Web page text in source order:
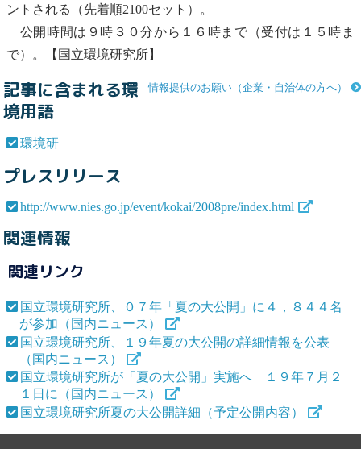
ントされる（先着順2100セット）。
公開時間は９時３０分から１６時まで（受付は１５時ま
で）。【国立環境研究所】
情報提供のお願い（企業・自治体の方へ）
記事に含まれる環
境用語
環境研
プレスリリース
http://www.nies.go.jp/event/kokai/2008pre/index.html
関連情報
関連リンク
国立環境研究所、０７年「夏の大公開」に４，８４４名
が参加（国内ニュース）
国立環境研究所、１９年夏の大公開の詳細情報を公表
（国内ニュース）
国立環境研究所が「夏の大公開」実施へ １９年７月２
１日に（国内ニュース）
国立環境研究所夏の大公開詳細（予定公開内容）